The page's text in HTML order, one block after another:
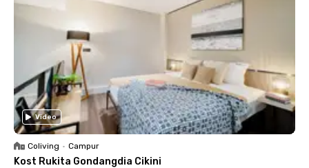
Video
Coliving • Campur
Kost Rukita Gondangdia Cikini